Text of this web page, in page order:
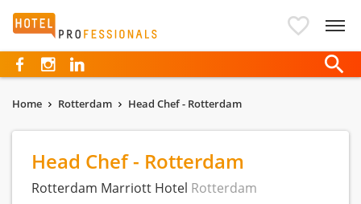
Hotelprofessionals
Home Rotterdam Head Chef - Rotterdam
Head Chef - Rotterdam
Rotterdam Marriott Hotel Rotterdam